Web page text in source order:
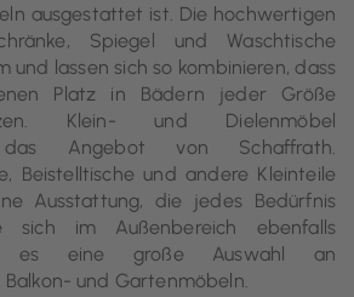
ausgestattet ist. Die hochwertigen
Spiegel und Waschtische
und lassen sich so kombinieren, dass
Platz in Bädern jeder Größe
Klein- und Dielenmöbel
das Angebot von Schaffrath.
Beistelltische und andere Kleinteile
Ausstattung, die jedes Bedürfnis
sich im Außenbereich ebenfalls
es eine große Auswahl an
und Gartenmöbeln.